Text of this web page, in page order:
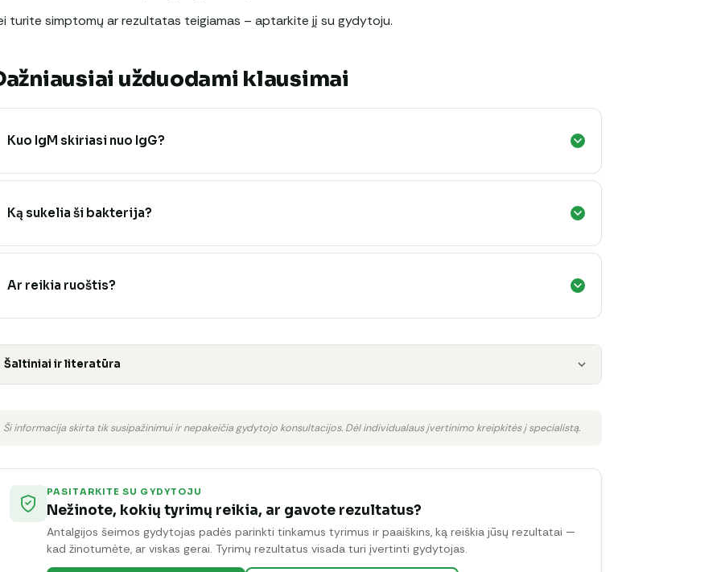
turite simptomų ar rezultatas teigiamas – aptarkite jį su gydytoju.
užduodami klausimai
Kuo IgM skiriasi nuo IgG?
Ką sukelia ši bakterija?
Ar reikia ruoštis?
Šaltiniai ir literatūra
Ši informacija skirta tik susipažinimui ir nepakeičia gydytojo konsultacijos. Dėl individualaus įvertinimo kreipkitės į specialistą.
PASITARKITE SU GYDYTOJU
Nežinote, kokių tyrimų reikia, ar gavote rezultatus?
Antalgijos šeimos gydytojas padės parinkti tinkamus tyrimus ir paaiškins, ką reiškia jūsų rezultatai —
kad žinotumėte, ar viskas gerai. Tyrimų rezultatus visada turi įvertinti gydytojas.